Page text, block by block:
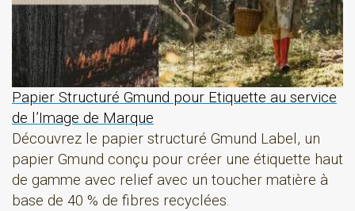
Papier Structuré Gmund pour Etiquette au service
de l’Image de Marque
Découvrez le papier structuré Gmund Label, un
papier Gmund conçu pour créer une étiquette haut
de gamme avec relief avec un toucher matière à
base de 40 % de fibres recyclées.